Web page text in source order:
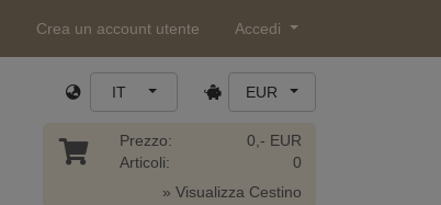
Crea un account utente Accedi
IT EUR
Prezzo:
Articoli:
0,- EUR
0
» Visualizza Cestino